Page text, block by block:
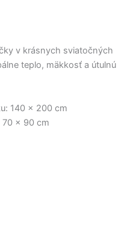
€.
v krásnych sviatočných
teplo, mäkkosť a útulnú
140 × 200 cm
70 × 90 cm